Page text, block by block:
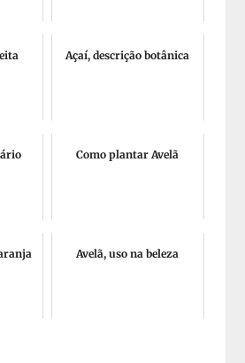
Açaí, descrição botânica
Como plantar Avelã
Avelã, uso na beleza